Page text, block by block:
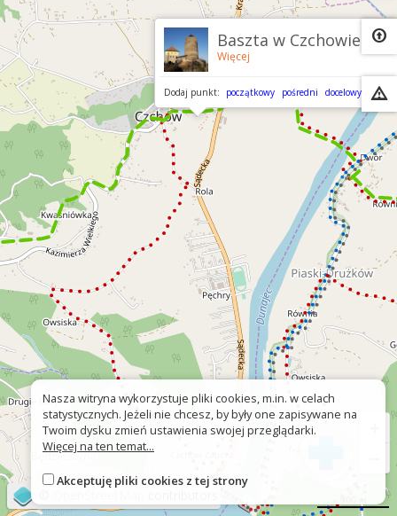
Baszta w Czchowie
Więcej
Dodaj punkt: początkowy pośredni docelowy
Nasza witryna wykorzystuje pliki cookies, m.in. w celach
statystycznych. Jeżeli nie chcesz, by były one zapisywane na
Twoim dysku zmień ustawienia swojej przeglądarki.
Więcej na ten temat...
Akceptuję pliki cookies z tej strony